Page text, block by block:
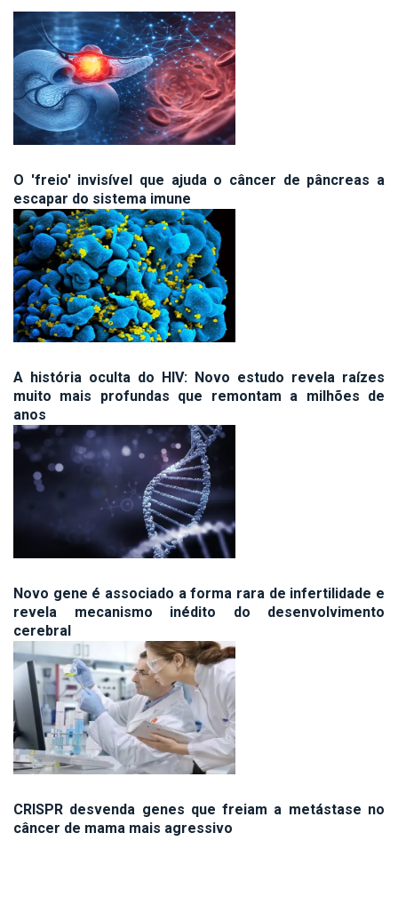
O 'freio' invisível que ajuda o câncer de pâncreas a
escapar do sistema imune
A história oculta do HIV: Novo estudo revela raízes
muito mais profundas que remontam a milhões de
anos
Novo gene é associado a forma rara de infertilidade e
revela mecanismo inédito do desenvolvimento
cerebral
CRISPR desvenda genes que freiam a metástase no
câncer de mama mais agressivo